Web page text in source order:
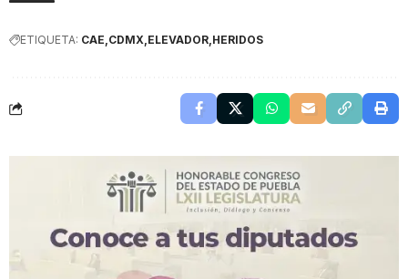
ETIQUETA: CAE CDMX ELEVADOR HERIDOS